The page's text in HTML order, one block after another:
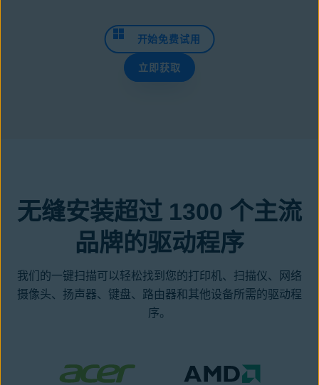
开始免费试用
立即获取
无缝安装超过 1300 个主流
品牌的驱动程序
我们的一键扫描可以轻松找到您的打印机、扫描仪、网络
摄像头、扬声器、键盘、路由器和其他设备所需的驱动程
序。